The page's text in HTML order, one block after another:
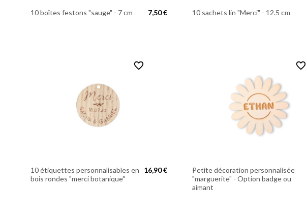
10 boîtes festons "sauge" - 7 cm 7,50 € 10 sachets lin "Merci" - 12.5 cm
favorite_border
10 étiquettes personnalisables en
bois rondes "merci botanique"
16,90 €
favorite_border
Petite décoration personnalisée
"marguerite" - Option badge ou
aimant